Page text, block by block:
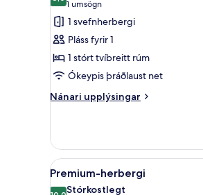
fyrir
Herbergi
með
tvíbreiðu
rúmi
1 umsögn
(1
umsögn)
1 svefnherbergi
Pláss fyrir 1
1 stórt tvíbreitt rúm
Ókeypis þráðlaust net
Nánari upplýsingar
Nánari
með
tvíbreiðu
rúmi
Skoða
allar
9
Premium-herbergi
Stórkostlegt